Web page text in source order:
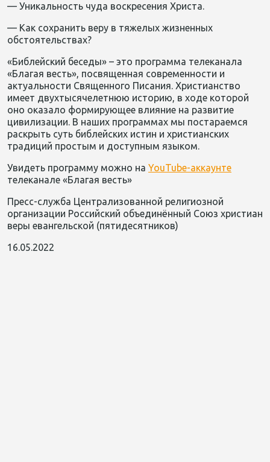
— Уникальность чуда воскресения Христа.
— Как сохранить веру в тяжелых жизненных
обстоятельствах?
«Библейский беседы» – это программа телеканала
«Благая весть», посвященная современности и
актуальности Священного Писания. Христианство
имеет двухтысячелетнюю историю, в ходе которой
оно оказало формирующее влияние на развитие
цивилизации. В наших программах мы постараемся
раскрыть суть библейских истин и христианских
традиций простым и доступным языком.
Увидеть программу можно на YouTube-аккаунте
телеканале «Благая весть»
Пресс-служба Централизованной религиозной
организации Российский объединённый Союз христиан
веры евангельской (пятидесятников)
16.05.2022